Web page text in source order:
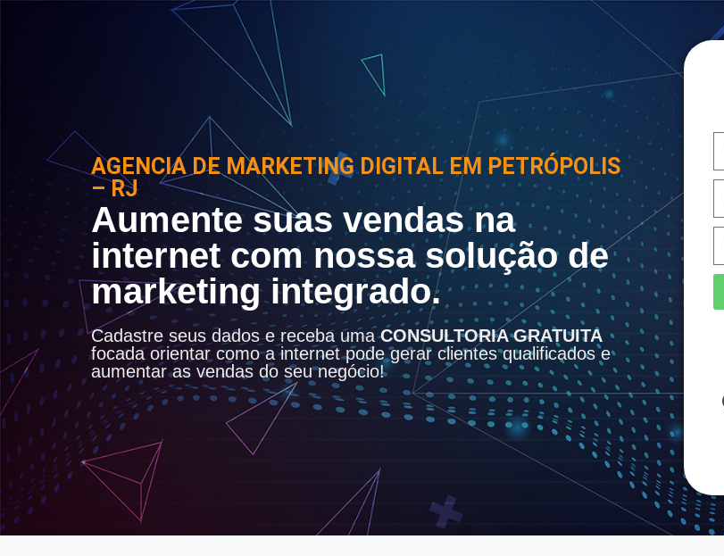
AGENCIA DE MARKETING DIGITAL EM PETRÓPOLIS
– RJ
Aumente suas vendas na
internet com nossa solução de
marketing integrado.
Cadastre seus dados e receba umaCONSULTORIA GRATUITA
focada orientar como a internet pode gerar clientes qualificados e
aumentar as vendas do seu negócio!